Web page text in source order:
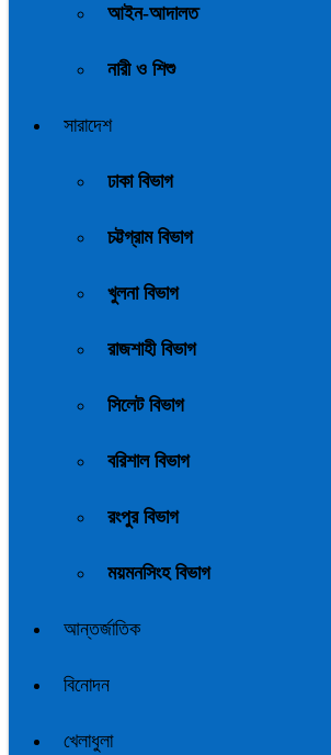
আইন-আদালত
নারী ও শিশু
সারাদেশ
ঢাকা বিভাগ
চট্টগ্রাম বিভাগ
খুলনা বিভাগ
রাজশাহী বিভাগ
সিলেট বিভাগ
বরিশাল বিভাগ
রংপুর বিভাগ
ময়মনসিংহ বিভাগ
আন্তর্জাতিক
বিনোদন
খেলাধুলা